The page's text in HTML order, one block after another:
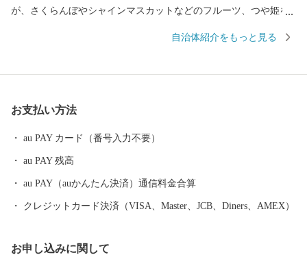
が、さくらんぼやシャインマスカットなどのフルーツ、つや姫を
どの「山形ブランド」を生み出しています。 街中には商家の蔵や
は山形市が有する映像文化を育む環境が高い評価を受け、日本で
初めて、ユネスコ創造都市ネットワーク映画部門への加盟が認め
である山形交響楽団が活動しています。 平成３１年４月には中核
市に移行し、保健所を開設するなど、県都としても発展を続けて
自治体紹介をもっと見る
お支払い方法
au PAY カード（番号入力不要）
au PAY 残高
au PAY（auかんたん決済）通信料金合算
クレジットカード決済（VISA、Master、JCB、Diners、AMEX）
お申し込みに関して